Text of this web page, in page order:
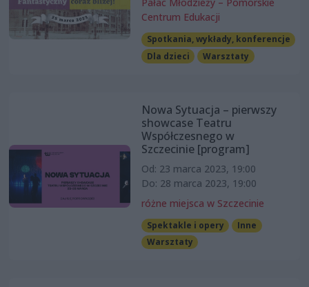
Pałac Młodzieży – Pomorskie
Centrum Edukacji
Spotkania, wykłady, konferencje
Dla dzieci
Warsztaty
Nowa Sytuacja – pierwszy
showcase Teatru
Współczesnego w
Szczecinie [program]
Od: 23 marca 2023, 19:00
Do: 28 marca 2023, 19:00
różne miejsca w Szczecinie
Spektakle i opery
Inne
Warsztaty